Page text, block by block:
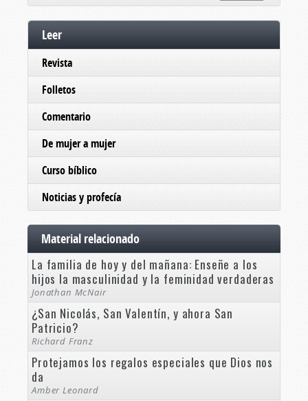
Leer
Revista
Folletos
Comentario
De mujer a mujer
Curso bíblico
Noticias y profecía
Material relacionado
La familia de hoy y del mañana: Enseñe a los
hijos la masculinidad y la feminidad verdaderas
Jonathan McNair
¿San Nicolás, San Valentín, y ahora San
Patricio?
Richard Franz
Protejamos los regalos especiales que Dios nos
da
Amber Leonard